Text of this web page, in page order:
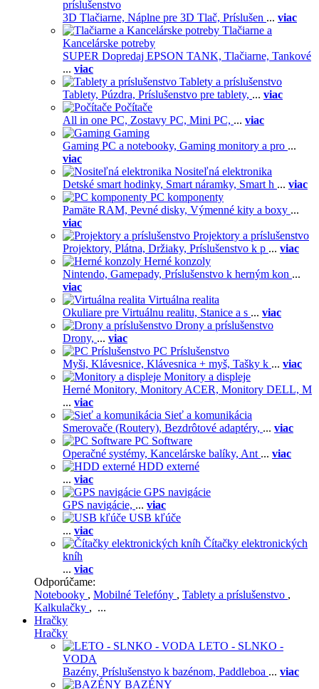
príslušenstvo
3D Tlačiarne, Náplne pre 3D Tlač, Príslušen ... viac
Tlačiarne a
Kancelárske potreby
SUPER Dopredaj EPSON TANK, Tlačiarne, Tankové
... viac
Tablety a príslušenstvo
Tablety, Púzdra, Príslušenstvo pre tablety, ... viac
Počítače
All in one PC, Zostavy PC, Mini PC, ... viac
Gaming
Gaming PC a notebooky, Gaming monitory a pro ...
viac
Nositeľná elektronika
Detské smart hodinky, Smart náramky, Smart h ... viac
PC komponenty
Pamäte RAM, Pevné disky, Výmenné kity a boxy ...
viac
Projektory a príslušenstvo
Projektory, Plátna, Držiaky, Príslušenstvo k p ... viac
Herné konzoly
Nintendo, Gamepady, Príslušenstvo k herným kon ...
viac
Virtuálna realita
Okuliare pre Virtuálnu realitu, Stanice a s ... viac
Drony a príslušenstvo
Drony, ... viac
PC Príslušenstvo
Myši, Klávesnice, Klávesnica + myš, Tašky k ... viac
Monitory a displeje
Herné Monitory, Monitory ACER, Monitory DELL, M
... viac
Sieť a komunikácia
Smerovače (Routery), Bezdrôtové adaptéry, ... viac
PC Software
Operačné systémy, Kancelárske balíky, Ant ... viac
HDD externé
... viac
GPS navigácie
GPS navigácie, ... viac
USB kľúče
... viac
Čítačky elektronických
kníh
... viac
Odporúčame:
Notebooky , Mobilné Telefóny , Tablety a príslušenstvo ,
Kalkulačky , ...
Hračky
Hračky
LETO - SLNKO -
VODA
Bazény, Príslušenstvo k bazénom, Paddleboa ... viac
BAZÉNY